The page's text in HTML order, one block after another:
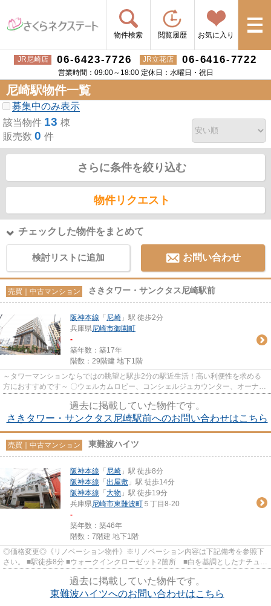
物件検索 閲覧履歴 お気に入り
JR尼崎店 06-6423-7726 JR立花店 06-6416-7722
営業時間：09:00～18:00 定休日：水曜日・祝日
尼崎駅物件一覧
募集中のみ表示
該当物件 13 棟
販売数 0 件
さらに条件を絞り込む
物件リクエスト
チェックした物件をまとめて
検討リストに追加 お問い合わせ
売買｜中古マンション さきタワー・サンクタス尼崎駅前
阪神本線 「 尼崎 」駅 徒歩2分
兵庫県尼崎市御園町
-
築年数：築17年
階数：29階建 地下1階
～タワーマンションならではの眺望と駅歩2分の駅近生活！高い利便性を求める
方におすすめです～ 〇ウェルカムロビー、コンシェルジュカウンター、オーナー
過去に掲載していた物件です。
さきタワー・サンクタス尼崎駅前へのお問い合わせはこちら
売買｜中古マンション 東難波ハイツ
阪神本線 「 尼崎 」駅 徒歩8分
阪神本線 「 出屋敷 」駅 徒歩14分
阪神本線 「 大物 」駅 徒歩19分
兵庫県尼崎市東難波町 ５丁目8-20
-
築年数：築46年
階数：7階建 地下1階
◎価格変更◎《リノベーション物件》※リノベーション内容は下記備考を参照下
さい。 ■駅徒歩8分 ■ウォークインクローゼット2箇所 ■白を基調としたナチュラ
過去に掲載していた物件です。
東難波ハイツへのお問い合わせはこちら